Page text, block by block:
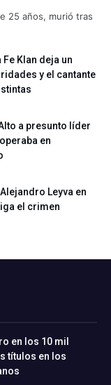
25 años, murió tras
Fe Klan deja un
y el cantante
a presunto líder
en
Leyva en
el crimen
en los 10 mil
títulos en los